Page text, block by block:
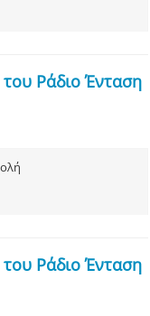
Ράδιο Ένταση
Ράδιο Ένταση